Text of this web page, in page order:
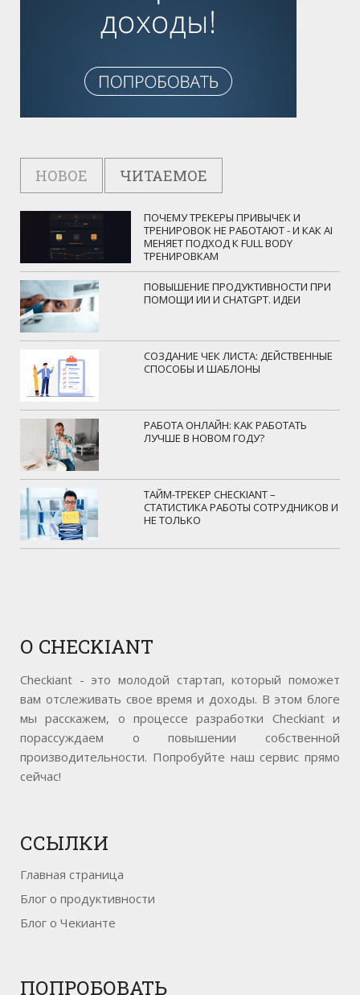
НОВОЕ ЧИТАЕМОЕ
ПОЧЕМУ ТРЕКЕРЫ ПРИВЫЧЕК И
ТРЕНИРОВОК НЕ РАБОТАЮТ - И КАК AI
МЕНЯЕТ ПОДХОД К FULL BODY
ТРЕНИРОВКАМ
ПОВЫШЕНИЕ ПРОДУКТИВНОСТИ ПРИ
ПОМОЩИ ИИ И CHATGPT. ИДЕИ
СОЗДАНИЕ ЧЕК ЛИСТА: ДЕЙСТВЕННЫЕ
СПОСОБЫ И ШАБЛОНЫ
РАБОТА ОНЛАЙН: КАК РАБОТАТЬ
ЛУЧШЕ В НОВОМ ГОДУ?
ТАЙМ-ТРЕКЕР CHECKIANT –
СТАТИСТИКА РАБОТЫ СОТРУДНИКОВ И
НЕ ТОЛЬКО
О CHECKIANT
Checkiant - это молодой стартап, который поможет
вам отслеживать свое время и доходы. В этом блоге
мы расскажем, о процессе разработки Checkiant и
порассуждаем о повышении собственной
производительности. Попробуйте наш сервис прямо
сейчас!
ССЫЛКИ
Главная страница
Блог о продуктивности
Блог о Чекианте
ПОПРОБОВАТЬ